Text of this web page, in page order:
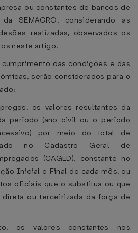
ou constantes de bancos de
SEMAGRO, considerando as
realizadas, observados os
neste artigo.
das condições e das
serão considerados para o
os valores resultantes da
período (ano civil ou o período
por meio do total de
no Cadastro Geral de
(CAGED), constante no
Inicial e Final de cada mês, ou
oficiais que o substitua ou que
ou terceirizada da força de
os valores constantes nos